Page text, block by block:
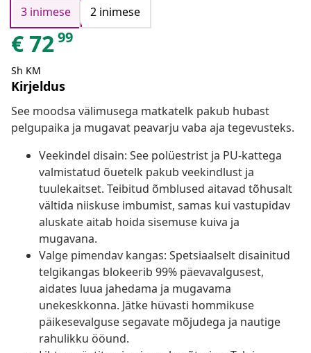
3 inimese
2 inimese
€7299
Sh KM
Kirjeldus
See moodsa välimusega matkatelk pakub hubast
pelgupaika ja mugavat peavarju vaba aja tegevusteks.
Veekindel disain: See polüestrist ja PU-kattega
valmistatud õuetelk pakub veekindlust ja
tuulekaitset. Teibitud õmblused aitavad tõhusalt
vältida niiskuse imbumist, samas kui vastupidav
aluskate aitab hoida sisemuse kuiva ja
mugavana.
Valge pimendav kangas: Spetsiaalselt disainitud
telgikangas blokeerib 99% päevavalgusest,
aidates luua jahedama ja mugavama
unekeskkonna. Jätke hüvasti hommikuse
päikesevalguse segavate mõjudega ja nautige
rahulikku ööund.